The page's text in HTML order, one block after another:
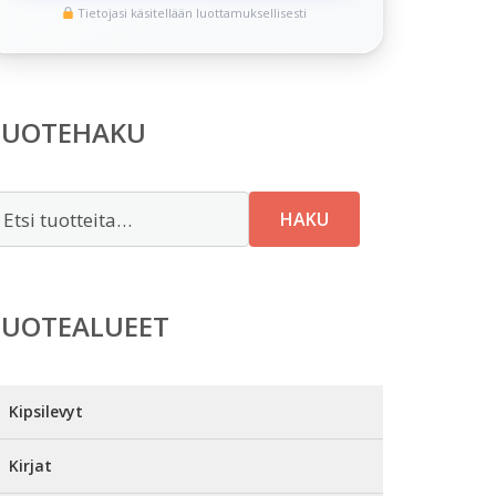
Tietojasi käsitellään luottamuksellisesti
HAKU
Kipsilevyt
Kirjat